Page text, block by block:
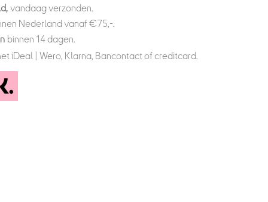
vandaag verzonden.
Nederland vanaf €75,-.
binnen 14 dagen.
iDeal | Wero, Klarna, Bancontact of creditcard.